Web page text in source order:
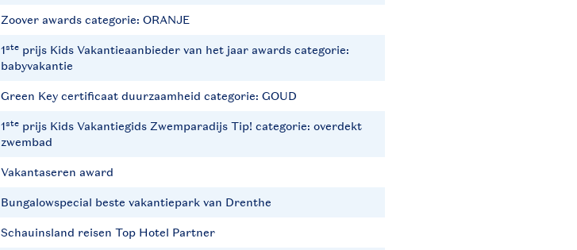
Zoover awards categorie: ORANJE
1steprijs Kids Vakantieaanbieder van het jaar awards categorie:
babyvakantie
Green Key certificaat duurzaamheid categorie: GOUD
1steprijs Kids Vakantiegids Zwemparadijs Tip! categorie: overdekt
zwembad
Vakantaseren award
Bungalowspecial beste vakantiepark van Drenthe
Schauinsland reisen Top Hotel Partner